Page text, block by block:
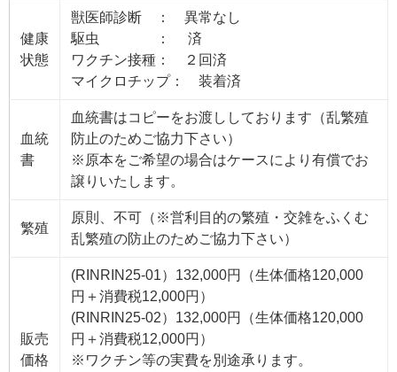
健康
状態
獣医師診断 ： 異常なし
駆虫 ： 済
ワクチン接種： ２回済
マイクロチップ： 装着済
血統
書
血統書はコピーをお渡ししております（乱繁殖
防止のためご協力下さい）
※原本をご希望の場合はケースにより有償でお
譲りいたします。
繁殖
原則、不可（※営利目的の繁殖・交雑をふくむ
乱繁殖の防止のためご協力下さい）
販売
価格
(RINRIN25-01）132,000円（生体価格120,000
円＋消費税12,000円）
(RINRIN25-02）132,000円（生体価格120,000
円＋消費税12,000円）
※ワクチン等の実費を別途承ります。